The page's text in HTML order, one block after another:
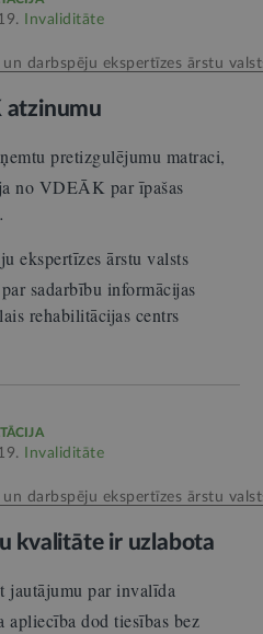
Invaliditāte
un darbspēju ekspertīzes ārstu
atzinumu
pretizgulējumu matraci,
no VDEĀK par īpašas
ekspertīzes ārstu valsts
sadarbību informācijas
rehabilitācijas centrs
Invaliditāte
un darbspēju ekspertīzes ārstu
kvalitāte ir uzlabota
jautājumu par invalīda
dod tiesības bez